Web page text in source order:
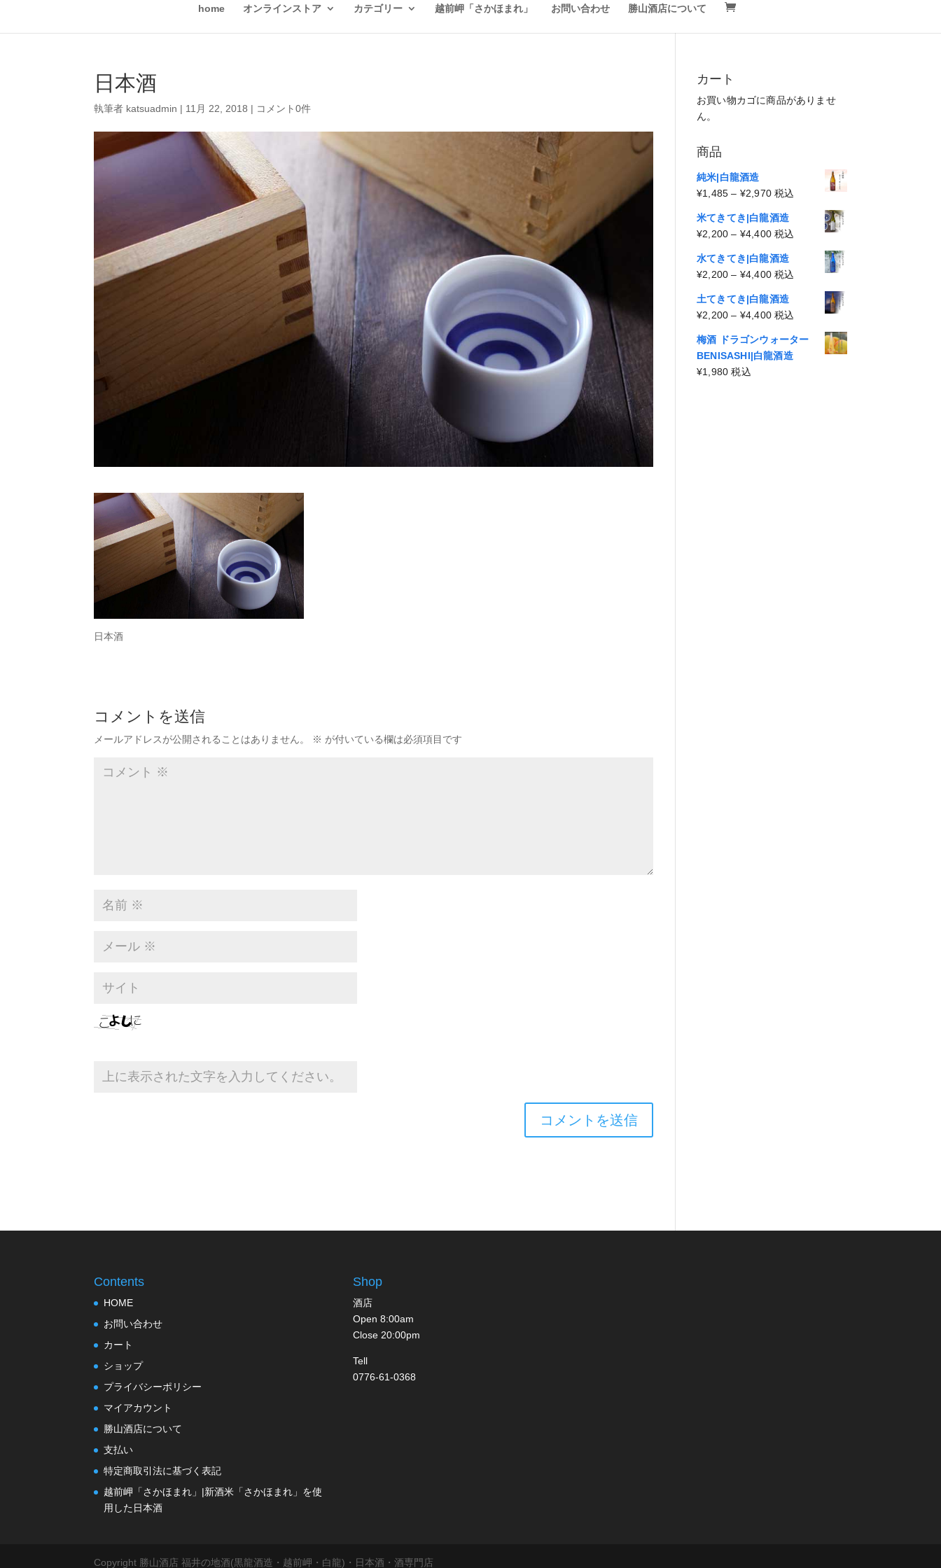
home オンラインストア カテゴリー 越前岬「さかほまれ」 お問い合わせ 勝山酒店について
日本酒
執筆者 katsuadmin | 11月 22, 2018 | コメント0件
日本酒
コメントを送信
メールアドレスが公開されることはありません。 ※ が付いている欄は必須項目です
カート
お買い物カゴに商品がありませ
ん。
商品
純米|白龍酒造
¥1,485 – ¥2,970価
帯:
¥1,485
–
¥2,970
税込
米てきてき|白龍酒造
¥2,200 – ¥4,400価
帯:
¥2,200
–
¥4,400
税込
水てきてき|白龍酒造
¥2,200 – ¥4,400価
帯:
¥2,200
–
¥4,400
税込
土てきてき|白龍酒造
¥2,200 – ¥4,400価
帯:
¥2,200
税込
梅酒 ドラゴンウォーター
BENISASHI|白龍酒造
¥1,980 税込
Contents
HOME
お問い合わせ
カート
ショップ
プライバシーポリシー
マイアカウント
勝山酒店について
支払い
特定商取引法に基づく表記
越前岬「さかほまれ」|新酒米「さかほまれ」を使
用した日本酒
Shop
酒店
Open 8:00am
Close 20:00pm
Tell
0776-61-0368
Copyright 勝山酒店 福井の地酒(黒龍酒造・越前岬・白龍)・日本酒・酒専門店